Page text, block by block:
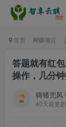
首页 网赚项目
答题就有红
操作，几分
骑猪兜风
40天前更新